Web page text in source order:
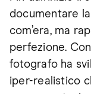
documentare
com’era, ma
perfezione.
fotografo ha
iper-realistico